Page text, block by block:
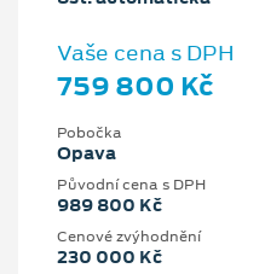
Vaše cena s DPH
759 800 Kč
Pobočka
Opava
Původní cena s DPH
989 800 Kč
Cenové zvýhodnění
230 000 Kč